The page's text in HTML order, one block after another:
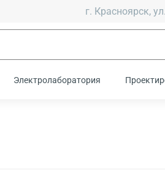
г. Красноярск,
Электролаборатория